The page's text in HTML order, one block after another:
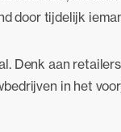
door tijdelijk
Denk aan
in het